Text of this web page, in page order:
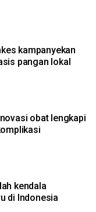
kampanyekan
pangan lokal
obat lengkapi
kendala
di Indonesia